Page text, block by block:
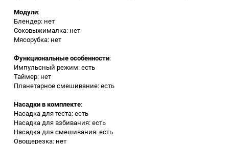
Гидроаккумуляторы и
расширительные баки
Вытяжная вентиляция
Вибротехника
Бетономешалки
Бензоинструмент
Модули:
Блендер: нет
Соковыжималка: нет
Мясорубка: нет
Функциональные особенности:
Импульсный режим: есть
Таймер: нет
Планетарное смешивание: есть
Насадки в комплекте:
Насадка для теста: есть
Насадка для взбивания: есть
Насадка для смешивания: есть
Овощерезка: нет